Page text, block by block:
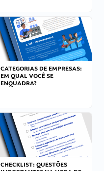
CATEGORIAS DE EMPRESAS:
EM QUAL VOCÊ SE
ENQUADRA?
CHECKLIST: QUESTÕES